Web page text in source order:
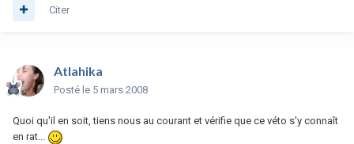
Citer
Atlahika
Posté le 5 mars 2008
Quoi qu'il en soit, tiens nous au courant et vérifie que ce véto s'y connaît
en rat...